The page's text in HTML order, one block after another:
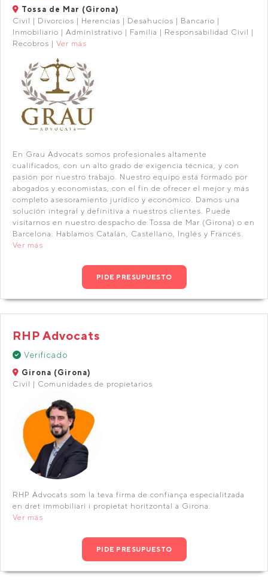
Tossa de Mar (Girona)
Civil | Divorcios | Herencias | Desahucios | Bancario |
Inmobiliario | Administrativo | Familia | Responsabilidad Civil |
Recobros | Ver más
En Grau Advocats somos profesionales altamente
cualificados, con un alto grado de exigencia técnica, y con
pasión por nuestro trabajo. Nuestro equipo está formado por
abogados y economistas, con el fin de ofrecer el mejor y más
completo asesoramiento jurídico y económico. Damos una
solución integral y definitiva a nuestros clientes. Puede
visitarnos en nuestro despacho de Tossa de Mar (Girona) o en
Barcelona. Hablamos Catalán, Castellano, Inglés y Francés.
Ver más
PIDE PRESUPUESTO
RHP Advocats
Verificado
Girona (Girona)
Civil | Comunidades de propietarios
RHP Advocats som la teva firma de confiança especialitzada
en dret immobiliari i propietat horitzontal a Girona.
Ver más
PIDE PRESUPUESTO